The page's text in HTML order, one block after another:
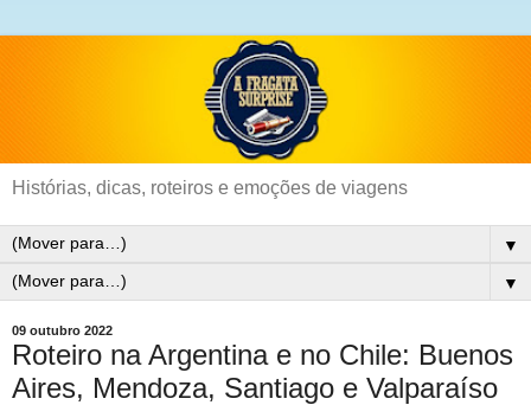
Histórias, dicas, roteiros e emoções de viagens
▼
▼
09 outubro 2022
Roteiro na Argentina e no Chile: Buenos
Aires, Mendoza, Santiago e Valparaíso